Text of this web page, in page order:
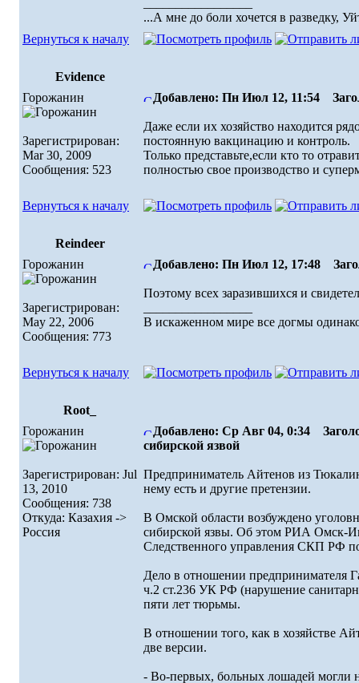
...А мне до боли хочется в разведку,
Вернуться к началу
Evidence
Горожанин
Зарегистрирован:
Mar 30, 2009
Сообщения: 523
Добавлено: Пн Июл 12, 11:54
Даже если их хозяйство находится
постоянную вакцинацию и контроль.
Только представьте,если кто то
полностью свое производство и
Вернуться к началу
Reindeer
Горожанин
Зарегистрирован:
May 22, 2006
Сообщения: 773
Добавлено: Пн Июл 12, 17:48
Поэтому всех заразившихся и
В искаженном миpе все догмы
Вернуться к началу
Root_
Горожанин
Зарегистрирован: Jul
13, 2010
Сообщения: 738
Откуда: Казахия ->
Россия
Добавлено: Ср Авг 04, 0:34
сибирской язвой
Предприниматель Айтенов из
нему есть и другие претензии.
В Омской области возбуждено
сибирской язвы. Об этом РИА Омск-
Следственного управления СКП РФ
Дело в отношении предпринимателя
ч.2 ст.236 УК РФ (нарушение
пяти лет тюрьмы.
В отношении того, как в хозяйстве
две версии.
- Во-первых, больных лошадей могли